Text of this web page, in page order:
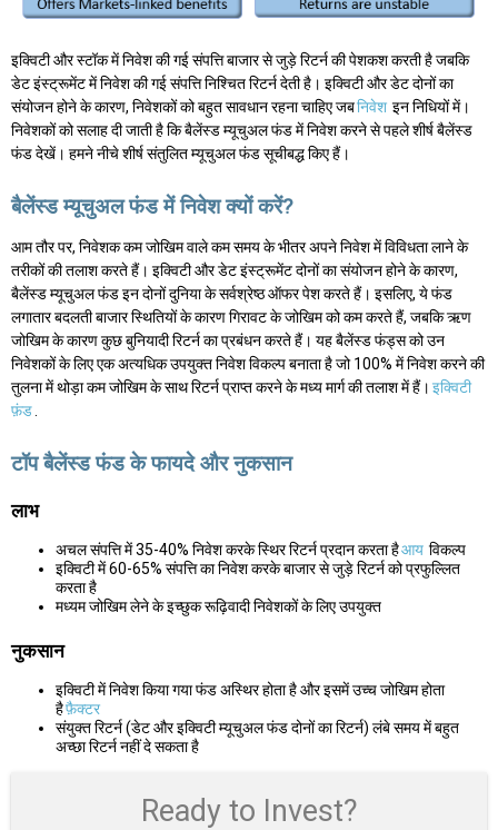
इक्विटी और स्टॉक में निवेश की गई संपत्ति बाजार से जुड़े रिटर्न की पेशकश करती है जबकि
डेट इंस्ट्रूमेंट में निवेश की गई संपत्ति निश्चित रिटर्न देती है। इक्विटी और डेट दोनों का
संयोजन होने के कारण, निवेशकों को बहुत सावधान रहना चाहिए जबनिवेश इन निधियों में।
निवेशकों को सलाह दी जाती है कि बैलेंस्ड म्यूचुअल फंड में निवेश करने से पहले शीर्ष बैलेंस्ड
फंड देखें। हमने नीचे शीर्ष संतुलित म्यूचुअल फंड सूचीबद्ध किए हैं।
बैलेंस्ड म्यूचुअल फंड में निवेश क्यों करें?
आम तौर पर, निवेशक कम जोखिम वाले कम समय के भीतर अपने निवेश में विविधता लाने के
तरीकों की तलाश करते हैं। इक्विटी और डेट इंस्ट्रूमेंट दोनों का संयोजन होने के कारण,
बैलेंस्ड म्यूचुअल फंड इन दोनों दुनिया के सर्वश्रेष्ठ ऑफर पेश करते हैं। इसलिए, ये फंड
लगातार बदलती बाजार स्थितियों के कारण गिरावट के जोखिम को कम करते हैं, जबकि ऋण
जोखिम के कारण कुछ बुनियादी रिटर्न का प्रबंधन करते हैं। यह बैलेंस्ड फंड्स को उन
निवेशकों के लिए एक अत्यधिक उपयुक्त निवेश विकल्प बनाता है जो 100% में निवेश करने की
तुलना में थोड़ा कम जोखिम के साथ रिटर्न प्राप्त करने के मध्य मार्ग की तलाश में हैं। इक्विटी
फ़ंड.
टॉप बैलेंस्ड फंड के फायदे और नुकसान
लाभ
अचल संपत्ति में 35-40% निवेश करके स्थिर रिटर्न प्रदान करता हैआय विकल्प
इक्विटी में 60-65% संपत्ति का निवेश करके बाजार से जुड़े रिटर्न को प्रफुल्लित
करता है
मध्यम जोखिम लेने के इच्छुक रूढ़िवादी निवेशकों के लिए उपयुक्त
नुकसान
इक्विटी में निवेश किया गया फंड अस्थिर होता है और इसमें उच्च जोखिम होता
हैफ़ैक्टर
संयुक्त रिटर्न (डेट और इक्विटी म्यूचुअल फंड दोनों का रिटर्न) लंबे समय में बहुत
अच्छा रिटर्न नहीं दे सकता है
Ready to Invest?